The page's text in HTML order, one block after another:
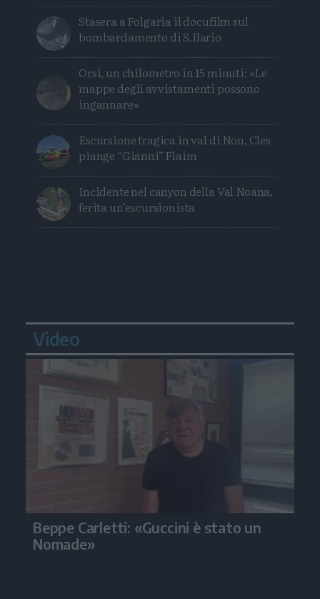
Stasera a Folgaria il docufilm sul
bombardamento di S.Ilario
Orsi, un chilometro in 15 minuti: «Le
mappe degli avvistamenti possono
ingannare»
Escursione tragica in val di Non, Cles
piange “Gianni” Flaim
Incidente nel canyon della Val Noana,
ferita un’escursionista
Video
Beppe Carletti: «Guccini è stato un
Nomade»